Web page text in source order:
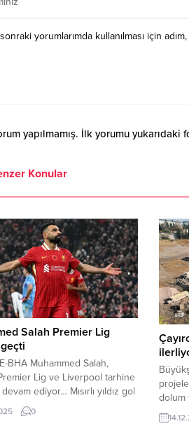
yorumlarımda kullanılması için
yapılmamış. İlk yorumu yukarıdaki
Konular
Salah Premier Lig
BHA Muhammed Salah,
Lig ve Liverpool tarhine
ediyor… Mısırlı yıldız gol
İngiliz kulübünden
adını tarihe yazıyor…
0
dolum